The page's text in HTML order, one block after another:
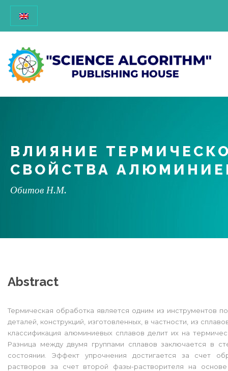
ВЛИЯНИЕ
СВОЙСТВА
Обитов Н.М.
Abstract
Термическая обработка является одним из инструментов
деталей, конструкций, изготовленных, в частности, из
классификация алюминиевых сплавов делит их на
Разница между двумя группами сплавов заключается в
состоянии. Эффект упрочнения достигается за счет
растворов за счет второй фазы-растворителя на